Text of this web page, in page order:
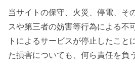
当サイトの保守、火災、停電、そ
スや第三者の妨害等行為による不
トによるサービスが停止したこと
た損害についても、何ら責任を負